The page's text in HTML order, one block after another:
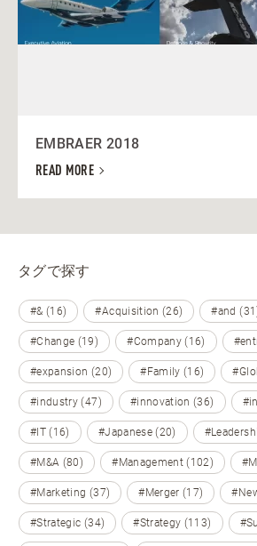
EMBRAER 2018
READ MORE
タグで探す
#& (16) #Acquisition (26) #and
#Change (19) #Company (16)
#expansion (20) #Family (16)
#industry (47) #innovation (36)
#IT (16) #Japanese (20)
#M&A (80) #Management (102)
#Marketing (37) #Merger (17)
#Strategic (34) #Strategy (113)